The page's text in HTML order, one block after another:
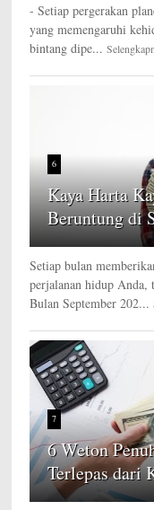
- Setiap pergerakan
yang memengaruhi
bintang dipe...
6
Kaya Harta
Beruntung di
Setiap bulan
perjalanan hidup Anda,
Bulan September 202...
7
6 Weton
Terlepas dari